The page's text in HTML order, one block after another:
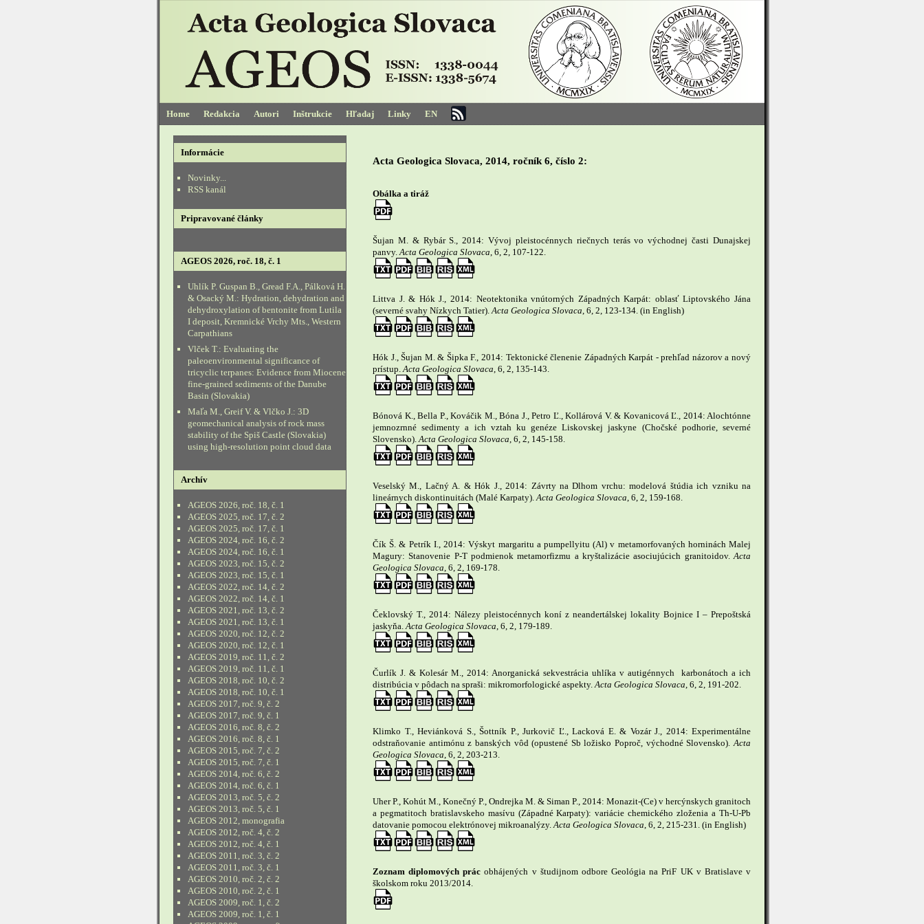
Home Redakcia Autori Inštrukcie Hľadaj Linky EN
Acta Geologica Slovaca, 2014, ročník 6, číslo 2:
Obálka a tiráž
Šujan M. & Rybár S., 2014: Vývoj pleistocénnych riečnych terás vo východnej časti Dunajskej
panvy.Acta Geologica Slovaca, 6, 2, 107-122.
Littva J. & Hók J., 2014: Neotektonika vnútorných Západných Karpát: oblasť Liptovského Jána
(severné svahy Nízkych Tatier).Acta Geologica Slovaca, 6, 2, 123-134. (in English)
Hók J., Šujan M. & Šipka F., 2014: Tektonické členenie Západných Karpát - prehľad názorov a nový
prístup.Acta Geologica Slovaca, 6, 2, 135-143.
Bónová K., Bella P., Kováčik M., Bóna J., Petro Ľ., Kollárová V. & Kovanicová Ľ., 2014: Alochtónne
jemnozrnné sedimenty a ich vztah ku genéze Liskovskej jaskyne (Chočské podhorie, severné
Slovensko).Acta Geologica Slovaca, 6, 2, 145-158.
Veselský M., Lačný A. & Hók J., 2014: Závrty na Dlhom vrchu: modelová štúdia ich vzniku na
lineárnych diskontinuitách (Malé Karpaty).Acta Geologica Slovaca, 6, 2, 159-168.
Čík Š. & Petrík I., 2014: Výskyt margaritu a pumpellyitu (Al) v metamorfovaných horninách Malej
Magury: Stanovenie P-T podmienok metamorfizmu a kryštalizácie asociujúcich granitoidov.Acta
Geologica Slovaca, 6, 2, 169-178.
Čeklovský T., 2014: Nálezy pleistocénnych koní z neandertálskej lokality Bojnice I – Prepoštská
jaskyňa.Acta Geologica Slovaca, 6, 2, 179-189.
Čurlík J. & Kolesár M., 2014: Anorganická sekvestrácia uhlíka v autigénnych karbonátoch a ich
distribúcia v pôdach na spraši: mikromorfologické aspekty.Acta Geologica Slovaca, 6, 2, 191-202.
Klimko T., Heviánková S., Šottník P., Jurkovič Ľ., Lacková E. & Vozár J., 2014: Experimentálne
odstraňovanie antimónu z banských vôd (opustené Sb ložisko Poproč, východné Slovensko).Acta
Geologica Slovaca, 6, 2, 203-213.
Uher P., Kohút M., Konečný P., Ondrejka M. & Siman P., 2014: Monazit-(Ce) v hercýnskych granitoch
a pegmatitoch bratislavskeho masívu (Západné Karpaty): variácie chemického zloženia a Th-U-Pb
datovanie pomocou elektrónovej mikroanalýzy.Acta Geologica Slovaca, 6, 2, 215-231. (in English)
Zoznam diplomových prác obhájených v študijnom odbore Geológia na PriF UK v Bratislave v
školskom roku 2013/2014.
Informácie
Novinky...
RSS kanál
Pripravované články
AGEOS 2026, roč. 18, č. 1
Uhlík P. Guspan B., Gread F.A., Pálková H.
& Osacký M.: Hydration, dehydration and
dehydroxylation of bentonite from Lutila
I deposit, Kremnické Vrchy Mts., Western
Carpathians
Vlček T.: Evaluating the
paleoenvironmental significance of
tricyclic terpanes: Evidence from Miocene
fine-grained sediments of the Danube
Basin (Slovakia)
Maľa M., Greif V. & Vlčko J.: 3D
geomechanical analysis of rock mass
stability of the Spiš Castle (Slovakia)
using high-resolution point cloud data
Archív
AGEOS 2026, roč. 18, č. 1
AGEOS 2025, roč. 17, č. 2
AGEOS 2025, roč. 17, č. 1
AGEOS 2024, roč. 16, č. 2
AGEOS 2024, roč. 16, č. 1
AGEOS 2023, roč. 15, č. 2
AGEOS 2023, roč. 15, č. 1
AGEOS 2022, roč. 14, č. 2
AGEOS 2022, roč. 14, č. 1
AGEOS 2021, roč. 13, č. 2
AGEOS 2021, roč. 13, č. 1
AGEOS 2020, roč. 12, č. 2
AGEOS 2020, roč. 12, č. 1
AGEOS 2019, roč. 11, č. 2
AGEOS 2019, roč. 11, č. 1
AGEOS 2018, roč. 10, č. 2
AGEOS 2018, roč. 10, č. 1
AGEOS 2017, roč. 9, č. 2
AGEOS 2017, roč. 9, č. 1
AGEOS 2016, roč. 8, č. 2
AGEOS 2016, roč. 8, č. 1
AGEOS 2015, roč. 7, č. 2
AGEOS 2015, roč. 7, č. 1
AGEOS 2014, roč. 6, č. 2
AGEOS 2014, roč. 6, č. 1
AGEOS 2013, roč. 5, č. 2
AGEOS 2013, roč. 5, č. 1
AGEOS 2012, monografia
AGEOS 2012, roč. 4, č. 2
AGEOS 2012, roč. 4, č. 1
AGEOS 2011, roč. 3, č. 2
AGEOS 2011, roč. 3, č. 1
AGEOS 2010, roč. 2, č. 2
AGEOS 2010, roč. 2, č. 1
AGEOS 2009, roč. 1, č. 2
AGEOS 2009, roč. 1, č. 1